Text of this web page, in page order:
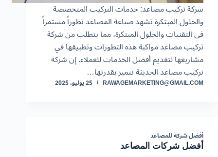
شركة تركيب مصاعد: خدمات التركيب المتخصصة
والحلول المبتكرة تشهد صناعة المصاعد تطوراً مستمراً
في التقنيات والحلول المبتكرة، مما يتطلب من شركة
تركيب مصاعد مواكبة هذه التطورات وتطبيقها في
مشاريعها لتقديم أفضل الخدمات للعملاء. إن شركة
تركيب مصاعد الحديثة تتميز بقدرتها…
RAWAGEMARKETING@GMAIL.COM 25 يوليو، 2025
أفضل شركة للمصاعد
أفضل شركات المصاعد